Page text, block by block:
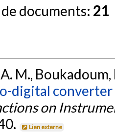
documents: 21
M.,
digital converter
on
Lien externe